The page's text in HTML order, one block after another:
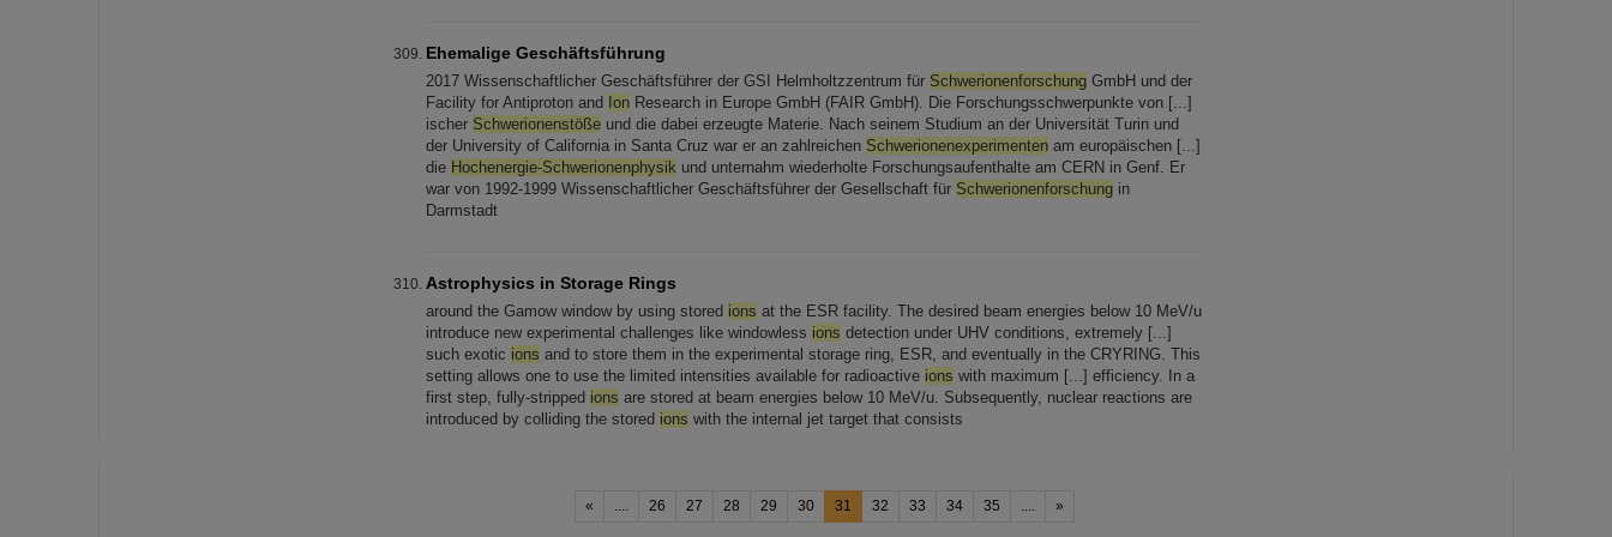
Ehemalige Geschäftsführung
2017 Wissenschaftlicher Geschäftsführer der GSI Helmholtzzentrum für Schwerionenforschung GmbH und der
Facility for Antiproton and Ion Research in Europe GmbH (FAIR GmbH). Die Forschungsschwerpunkte von [...]
ischer Schwerionenstöße und die dabei erzeugte Materie. Nach seinem Studium an der Universität Turin und
der University of California in Santa Cruz war er an zahlreichen Schwerionenexperimenten am europäischen [...]
die Hochenergie-Schwerionenphysik und unternahm wiederholte Forschungsaufenthalte am CERN in Genf. Er
war von 1992-1999 Wissenschaftlicher Geschäftsführer der Gesellschaft für Schwerionenforschung in
Darmstadt
Astrophysics in Storage Rings
around the Gamow window by using stored ions at the ESR facility. The desired beam energies below 10 MeV/u
introduce new experimental challenges like windowless ions detection under UHV conditions, extremely [...]
such exotic ions and to store them in the experimental storage ring, ESR, and eventually in the CRYRING. This
setting allows one to use the limited intensities available for radioactive ions with maximum [...] efficiency. In a
first step, fully-stripped ions are stored at beam energies below 10 MeV/u. Subsequently, nuclear reactions are
introduced by colliding the stored ions with the internal jet target that consists
« .... 26 27 28 29 30 31 32 33 34 35 .... »